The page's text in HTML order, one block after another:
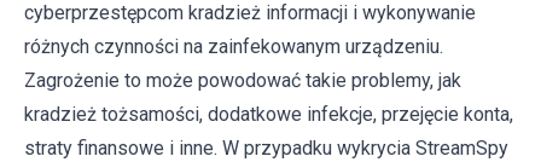
cyberprzestępcom kradzież informacji i wykonywanie
różnych czynności na zainfekowanym urządzeniu.
Zagrożenie to może powodować takie problemy, jak
kradzież tożsamości, dodatkowe infekcje, przejęcie konta,
straty finansowe i inne. W przypadku wykrycia StreamSpy